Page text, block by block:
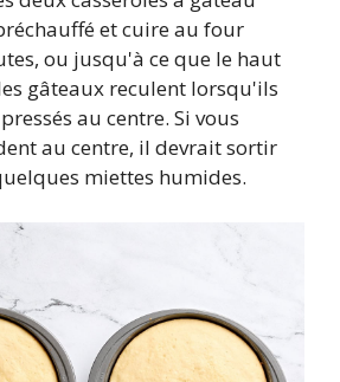
et cuire au four
ou jusqu'à ce que le haut
gâteaux reculent lorsqu'ils
au centre. Si vous
au centre, il devrait sortir
miettes humides.